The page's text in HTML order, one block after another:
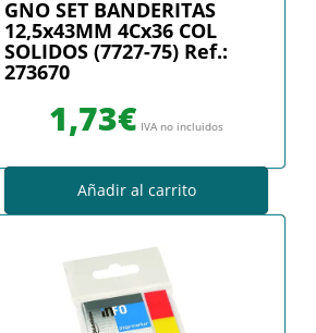
GNO SET BANDERITAS
12,5x43MM 4Cx36 COL
SOLIDOS (7727-75) Ref.:
273670
1,73€ IVA no incluidos
Añadir al carrito